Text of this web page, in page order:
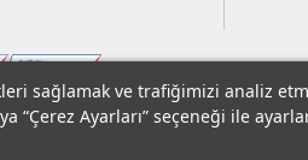
sağlamak ve trafiğimizi analiz
Ayarları” seçeneği ile